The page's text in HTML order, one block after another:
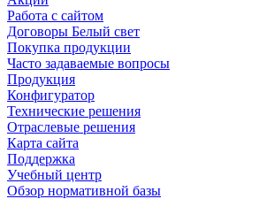
Работа с сайтом
Договоры Белый свет
Покупка продукции
Часто задаваемые вопросы
Продукция
Конфигуратор
Технические решения
Отраслевые решения
Карта сайта
Поддержка
Учебный центр
Обзор нормативной базы